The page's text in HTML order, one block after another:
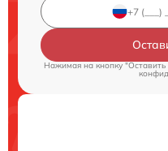
Нажимая на кнопку "Оставить